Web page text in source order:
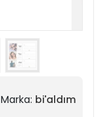
Marka: bi'aldım